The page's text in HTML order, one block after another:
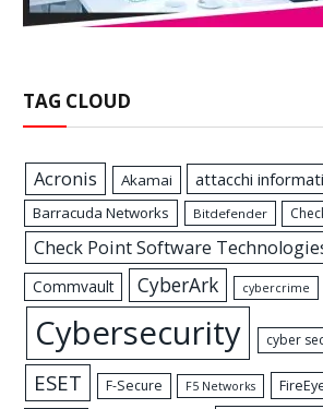
TAG CLOUD
Acronis Akamai attacchi
Barracuda Networks Bitdefender
Check Point Software
Commvault CyberArk cybercrime
Cybersecurity cyber
ESET F-Secure F5 Networks